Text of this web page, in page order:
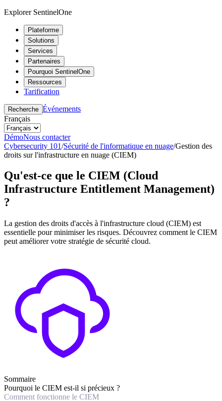
Explorer SentinelOne
Plateforme
Solutions
Services
Partenaires
Pourquoi SentinelOne
Ressources
Tarification
Recherche Événements
Français
DémoNous contacter
Cybersecurity 101/Sécurité de l'informatique en nuage/Gestion des
droits sur l'infrastructure en nuage (CIEM)
Qu'est-ce que le CIEM (Cloud
Infrastructure Entitlement Management)
?
La gestion des droits d'accès à l'infrastructure cloud (CIEM) est
essentielle pour minimiser les risques. Découvrez comment le CIEM
peut améliorer votre stratégie de sécurité cloud.
Sommaire
Pourquoi le CIEM est-il si précieux ?
Comment fonctionne le CIEM